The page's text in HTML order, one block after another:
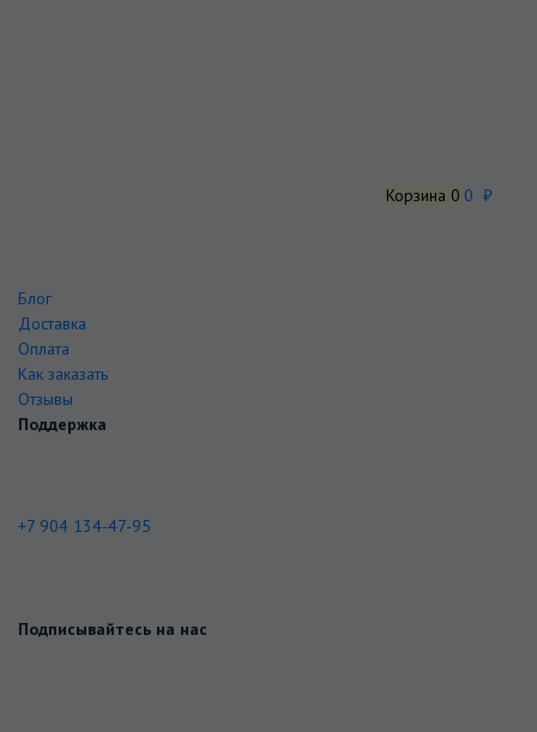
Корзина 0 0 ₽
Блог
Доставка
Оплата
Как заказать
Отзывы
Поддержка
+7 904 134-47-95
Подписывайтесь на нас